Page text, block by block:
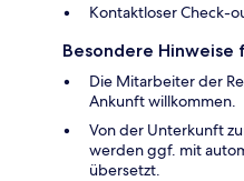
Kontaktloser Check-
Besondere Hinweise
Die Mitarbeiter der
Ankunft willkommen.
Von der Unterkunft
werden ggf. mit
übersetzt.